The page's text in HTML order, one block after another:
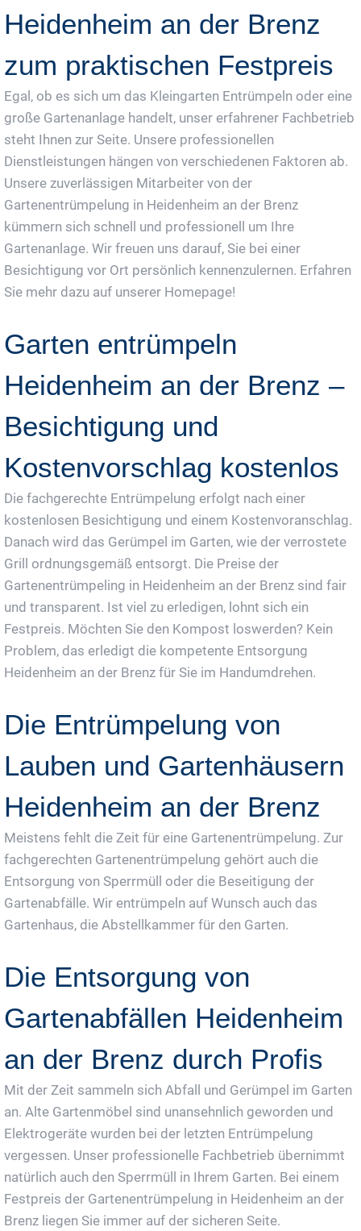
Heidenheim an der Brenz
zum praktischen Festpreis
Egal, ob es sich um das Kleingarten Entrümpeln oder eine
große Gartenanlage handelt, unser erfahrener Fachbetrieb
steht Ihnen zur Seite. Unsere professionellen
Dienstleistungen hängen von verschiedenen Faktoren ab.
Unsere zuverlässigen Mitarbeiter von der
Gartenentrümpelung in Heidenheim an der Brenz
kümmern sich schnell und professionell um Ihre
Gartenanlage. Wir freuen uns darauf, Sie bei einer
Besichtigung vor Ort persönlich kennenzulernen. Erfahren
Sie mehr dazu auf unserer Homepage!
Garten entrümpeln
Heidenheim an der Brenz –
Besichtigung und
Kostenvorschlag kostenlos
Die fachgerechte Entrümpelung erfolgt nach einer
kostenlosen Besichtigung und einem Kostenvoranschlag.
Danach wird das Gerümpel im Garten, wie der verrostete
Grill ordnungsgemäß entsorgt. Die Preise der
Gartenentrümpeling in Heidenheim an der Brenz sind fair
und transparent. Ist viel zu erledigen, lohnt sich ein
Festpreis. Möchten Sie den Kompost loswerden? Kein
Problem, das erledigt die kompetente Entsorgung
Heidenheim an der Brenz für Sie im Handumdrehen.
Die Entrümpelung von
Lauben und Gartenhäusern
Heidenheim an der Brenz
Meistens fehlt die Zeit für eine Gartenentrümpelung. Zur
fachgerechten Gartenentrümpelung gehört auch die
Entsorgung von Sperrmüll oder die Beseitigung der
Gartenabfälle. Wir entrümpeln auf Wunsch auch das
Gartenhaus, die Abstellkammer für den Garten.
Die Entsorgung von
Gartenabfällen Heidenheim
an der Brenz durch Profis
Mit der Zeit sammeln sich Abfall und Gerümpel im Garten
an. Alte Gartenmöbel sind unansehnlich geworden und
Elektrogeräte wurden bei der letzten Entrümpelung
vergessen. Unser professionelle Fachbetrieb übernimmt
natürlich auch den Sperrmüll in Ihrem Garten. Bei einem
Festpreis der Gartenentrümpelung in Heidenheim an der
Brenz liegen Sie immer auf der sicheren Seite.